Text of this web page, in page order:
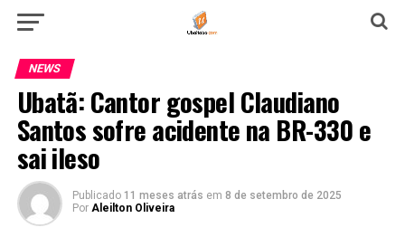
NEWS
Ubatã: Cantor gospel Claudiano
Santos sofre acidente na BR-330 e
sai ileso
Publicado 11 meses atrás em 8 de setembro de 2025
Por Aleilton Oliveira